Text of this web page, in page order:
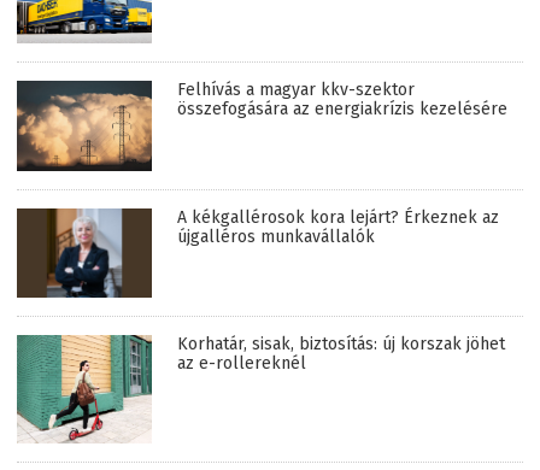
Felhívás a magyar kkv-szektor
összefogására az energiakrízis kezelésére
A kékgallérosok kora lejárt? Érkeznek az
újgalléros munkavállalók
Korhatár, sisak, biztosítás: új korszak jöhet
az e-rollereknél